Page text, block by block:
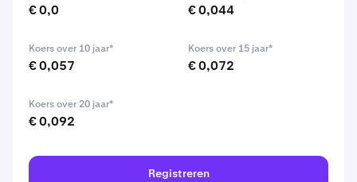
€ 0,0 € 0,044
Koers over 10 jaar*
€ 0,057
Koers over 15 jaar*
€ 0,072
Koers over 20 jaar*
€ 0,092
Registreren